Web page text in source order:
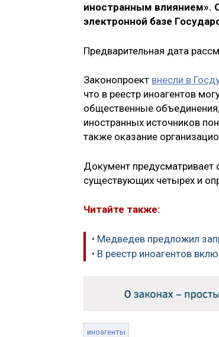
иностранным влиянием».
электронной базе
Предварительная дата
Законопроект внесли в
что в реестр иноагентов
общественные
иностранных источников
также оказание
Документ предусматривает
существующих четырех и
Читайте также:
• Медведев предложил
• В реестр иноагентов
иноагенты